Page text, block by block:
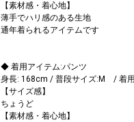
【素材感・着心地】
薄手でハリ感のある生地
通年着られるアイテムです
◆ 着用アイテム:パンツ
身長: 168cm / 普段サイズ:M / 着
【サイズ感】
ちょうど
【素材感・着心地】